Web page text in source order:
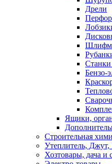
Дрели
Станки
Бензо-
Ящики,
Строительная
Утеплитель, Джут,
Хозтовары, дача и